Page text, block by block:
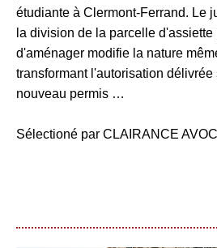
étudiante à Clermont-Ferrand. Le
la division de la parcelle d'assiette
d'aménager modifie la nature
transformant l'autorisation délivrée
nouveau permis …
Sélectioné par CLAIRANCE